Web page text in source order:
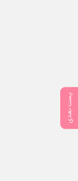
پست بعدی